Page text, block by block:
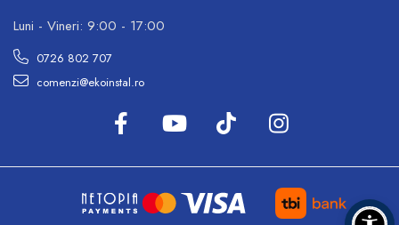
Luni - Vineri: 9:00 - 17:00
0726 802 707
comenzi@ekoinstal.ro